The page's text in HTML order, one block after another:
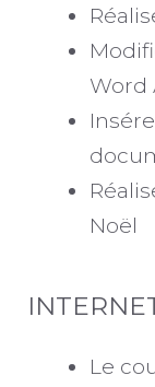
Word
Noël
Le